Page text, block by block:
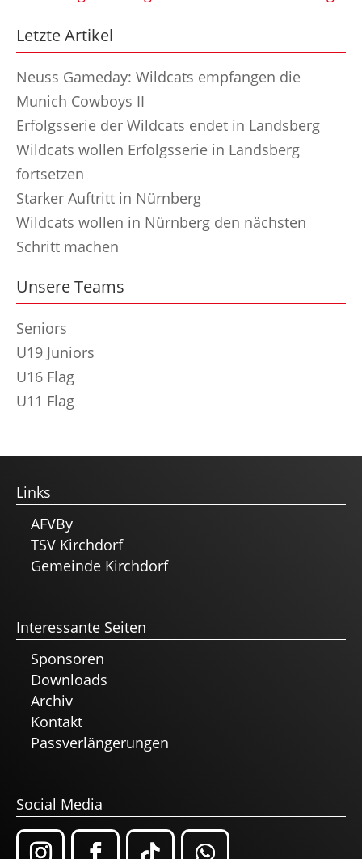
Letzte Artikel
Neuss Gameday: Wildcats empfangen die
Munich Cowboys II
Erfolgsserie der Wildcats endet in Landsberg
Wildcats wollen Erfolgsserie in Landsberg
fortsetzen
Starker Auftritt in Nürnberg
Wildcats wollen in Nürnberg den nächsten
Schritt machen
Unsere Teams
Seniors
U19 Juniors
U16 Flag
U11 Flag
Links
AFVBy
TSV Kirchdorf
Gemeinde Kirchdorf
Interessante Seiten
Sponsoren
Downloads
Archiv
Kontakt
Passverlängerungen
Social Media